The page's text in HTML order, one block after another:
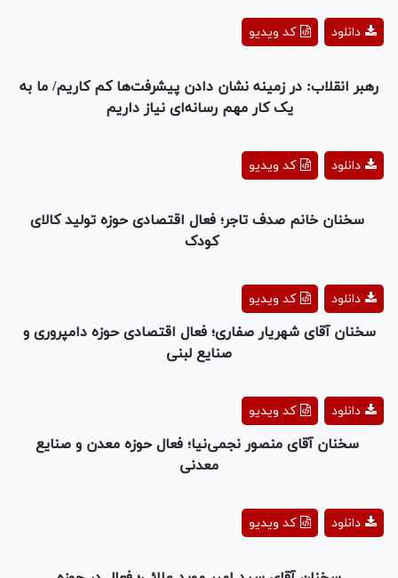
Playکد ویدیو دانلود
رهبر انقلاب: در زمینه‌ نشان دادن پیشرفت‌ها کم کاریم/ ما به
یک کار مهم رسانه‌ای نیاز داریم
Playکد ویدیو دانلود
سخنان خانم صدف تاجر؛ فعال اقتصادی حوزه تولید کالای
کودک
Play
Video
کد ویدیو دانلود
سخنان آقای شهریار صفاری؛ فعال اقتصادی حوزه دامپروری و
صنایع لبنی
Play
Video
کد ویدیو دانلود
سخنان آقای منصور نجمی‌نیا؛ فعال حوزه معدن و صنایع
معدنی
Playکد ویدیو دانلود